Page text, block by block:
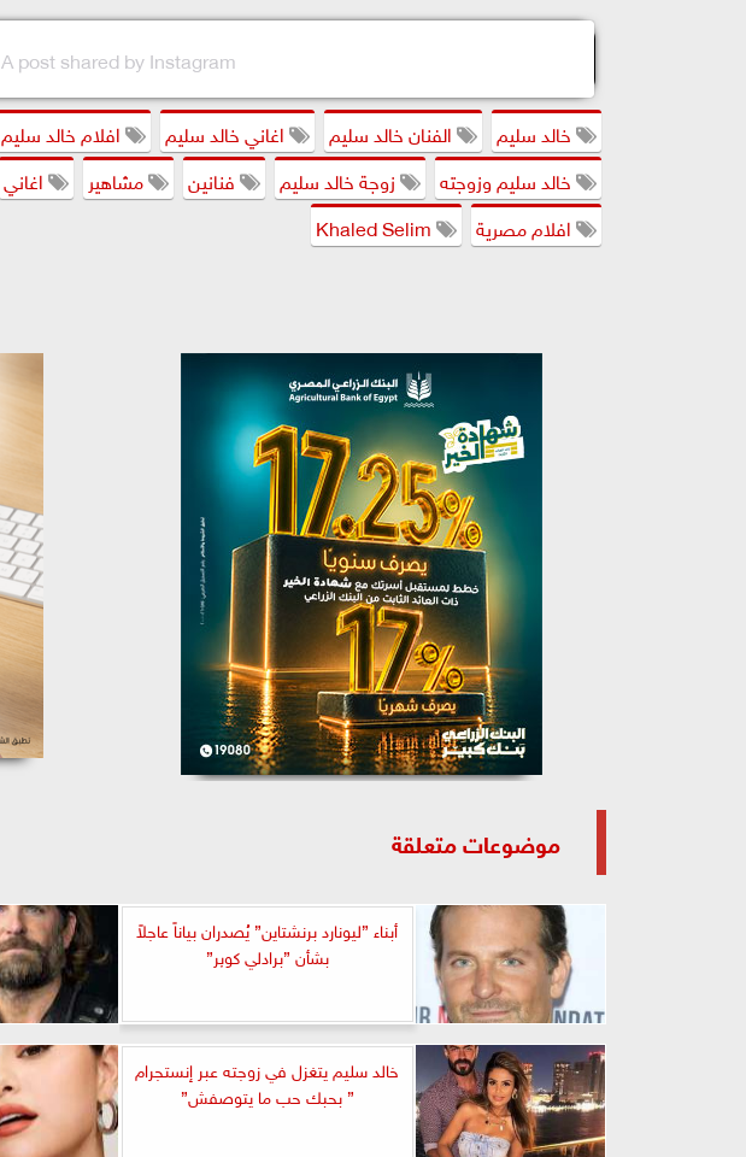
A post shared by Instagram
خالد سليم الفنان خالد سليم اغاني خالد سليم افلام خالد سليم
خالد سليم وزوجته
زوجة خالد سليم فنانين مشاهير اغاني
افلام مصرية
موضوعات متعلقة
أبناء ”ليونارد برنشتاين” يُصدران بياناً عاجلاً
بشأن ”برادلي كوپر”
خالد سليم يتغزل في زوجته عبر إنستجرام
” بحبك حب ما يتوصفش”